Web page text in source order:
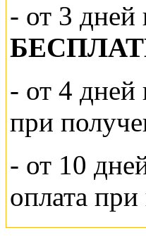
- от 3
- от 4 дней
при
- от 10
оплата